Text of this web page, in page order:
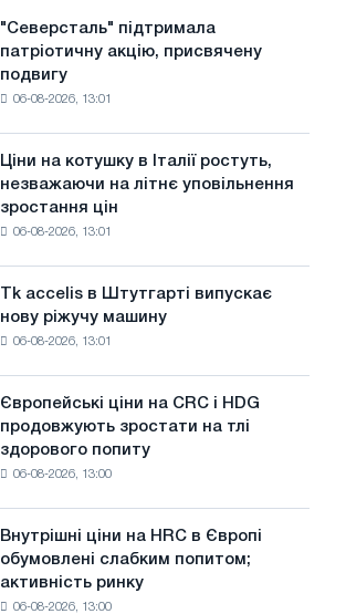
"Северсталь" підтримала
патріотичну акцію, присвячену
подвигу
06-08-2026, 13:01
Ціни на котушку в Італії ростуть,
незважаючи на літнє уповільнення
зростання цін
06-08-2026, 13:01
Tk accelis в Штутгарті випускає
нову ріжучу машину
06-08-2026, 13:01
Європейські ціни на CRC і HDG
продовжують зростати на тлі
здорового попиту
06-08-2026, 13:00
Внутрішні ціни на HRC в Європі
обумовлені слабким попитом;
активність ринку
06-08-2026, 13:00